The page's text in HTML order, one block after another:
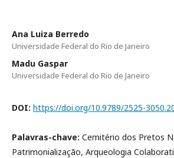
Ana Luiza Berredo
Universidade Federal do Rio de Janeiro
Madu Gaspar
Universidade Federal do Rio de Janeiro
DOI: https://doi.org/10.9789/2525-
Palavras-chave: Cemitério dos Pretos
Patrimonialização, Arqueologia